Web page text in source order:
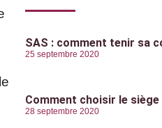
SAS : comment tenir sa
25 septembre 2020
Comment choisir le siège
28 septembre 2020